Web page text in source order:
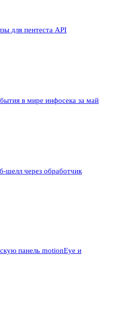
для пентеста API
в мире инфосека за май
шелл через обработчик
панель motionEye и